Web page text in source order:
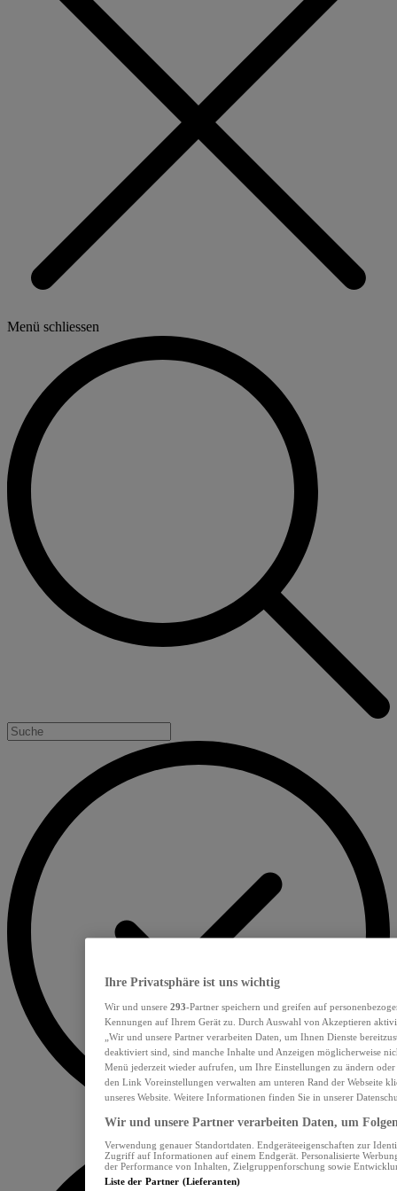
Menü schliessen
Ihre Privatsphäre ist uns wichtig
Wir und unsere 293-Partner speichern und greifen auf
Kennungen auf Ihrem Gerät zu. Durch Auswahl von Akzeptieren
„Wir und unsere Partner verarbeiten Daten, um Ihnen Dienste
deaktiviert sind, sind manche Inhalte und Anzeigen möglicherweise
Menü jederzeit wieder aufrufen, um Ihre Einstellungen zu ändern
den Link Voreinstellungen verwalten am unteren Rand der Webseite
unseres Website. Weitere Informationen finden Sie in unserer
Wir und unsere Partner verarbeiten Daten, um
Verwendung genauer Standortdaten. Endgeräteeigenschaften zur
Zugriff auf Informationen auf einem Endgerät. Personalisierte
der Performance von Inhalten, Zielgruppenforschung sowie
Liste der Partner (Lieferanten)